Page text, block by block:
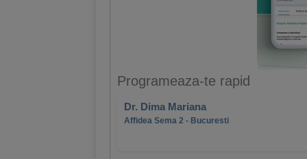
Programeaza-te rapid
Dr. Dima Mariana
Affidea Sema 2 - Bucuresti